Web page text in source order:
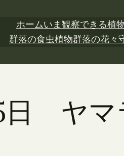
ホームいま観察できる植
群落の食虫植物群落の花々
日 ヤマ